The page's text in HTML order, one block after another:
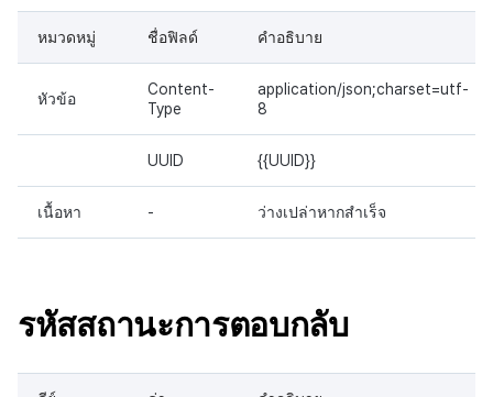
หมวดหมู่ ชื่อฟิลด์ คำอธิบาย
หัวข้อ
Content-
Type
application/json;charset=utf-
8
UUID {{UUID}}
เนื้อหา - ว่างเปล่าหากสำเร็จ
รหัสสถานะการตอบกลับ